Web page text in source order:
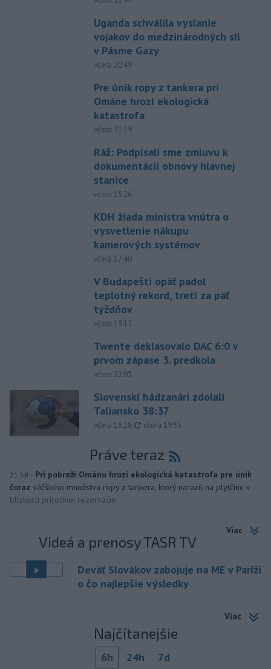
Uganda schválila vyslanie
vojakov do medzinárodných síl
v Pásme Gazy
včera 20:49
Pre únik ropy z tankera pri
Ománe hrozí ekologická
katastrofa
včera 21:59
Ráž: Podpísali sme zmluvu k
dokumentácii obnovy hlavnej
stanice
včera 15:26
KDH žiada ministra vnútra o
vysvetlenie nákupu
kamerových systémov
včera 17:40
V Budapešti opäť padol
teplotný rekord, tretí za päť
týždňov
včera 19:15
Twente deklasovalo DAC 6:0 v
prvom zápase 3. predkola
včera 22:03
Slovenskí hádzanári zdolali
Taliansko 38:37
včera 16:28, aktualizované
včera 19:55
Práve teraz
21:58 - Pri pobreží Ománu hrozí ekologická katastrofa pre únik
čoraz väčšieho množstva ropy z tankera, ktorý narazil na plytčinu v
blízkosti prírodnej rezervácie.
Viac
Videá a prenosy TASR TV
Deväť Slovákov zabojuje na ME v Paríži
o čo najlepšie výsledky
Viac
Najčítanejšie
6h 24h 7d